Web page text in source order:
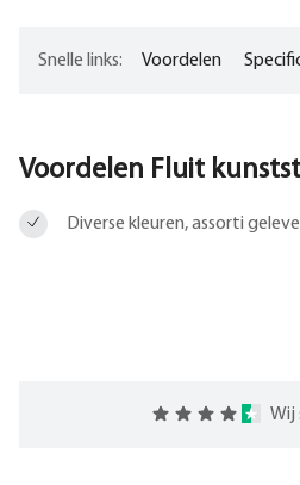
Snelle links: Voordelen
Voordelen Fluit
Diverse kleuren, assorti
Wij